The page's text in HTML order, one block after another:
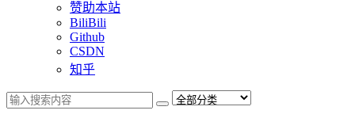
赞助本站
BiliBili
Github
CSDN
知乎